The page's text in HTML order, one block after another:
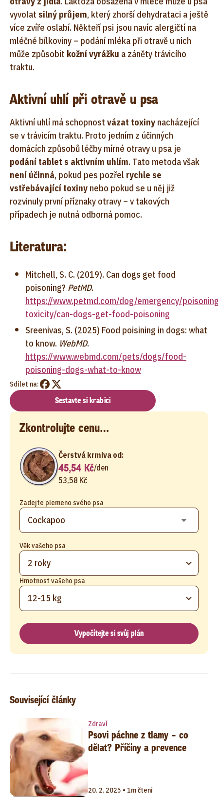
vyvolat silný průjem, který zhorší dehydrataci a ještě
více zvíře oslabí. Někteří psi jsou navíc alergičtí na
mléčné bílkoviny – podání mléka při otravě u nich
může způsobit kožní vyrážku a záněty trávicího
traktu.
Aktivní uhlí při otravě u psa
Aktivní uhlí má schopnost vázat toxiny nacházející
se v trávicím traktu. Proto jedním z účinných
domácích způsobů léčby mírné otravy u psa je
podání tablet s aktivním uhlím. Tato metoda však
není účinná, pokud pes pozřel rychle se
vstřebávající toxiny nebo pokud se u něj již
rozvinuly první příznaky otravy – v takových
případech je nutná odborná pomoc.
Literatura:
Mitchell, S. C. (2019). Can dogs get food
poisoning? PetMD.
https://www.petmd.com/dog/emergency/
toxicity/can-dogs-get-food-poisoning
Sreenivas, S. (2025) Food poisining in dogs: what
to know. WebMD.
https://www.webmd.com/pets/dogs/food-
poisoning-dogs-what-to-know
Sdílet na:
Sestavte si krabici
Zkontrolujte cenu…
Zadejte plemeno svého psa
Věk vašeho psa
2 roky
Hmotnost vašeho psa
12-15 kg
Čerstvá krmiva od:
45,54 Kč/den
53,58 Kč
Vypočítejte si svůj plán
Související články
Zdraví
Psovi páchne z tlamy – co
dělat? Příčiny a prevence
20. 2. 2025 • 1m čtení